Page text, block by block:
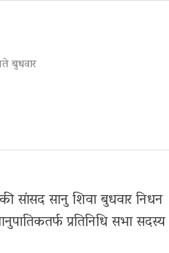
बुधवार
सांसद सानु शिवा बुधवार निधन
प्रतिनिधि सभा सदस्य